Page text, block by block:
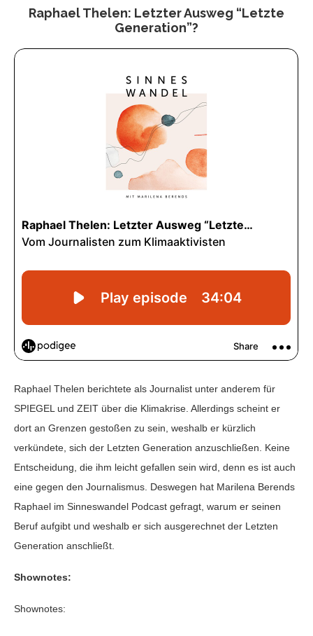
Raphael Thelen: Letzter Ausweg “Letzte
Generation”?
Raphael Thelen berichtete als Journalist unter anderem für
SPIEGEL und ZEIT über die Klimakrise. Allerdings scheint er
dort an Grenzen gestoßen zu sein, weshalb er kürzlich
verkündete, sich der Letzten Generation anzuschließen. Keine
Entscheidung, die ihm leicht gefallen sein wird, denn es ist auch
eine gegen den Journalismus. Deswegen hat Marilena Berends
Raphael im Sinneswandel Podcast gefragt, warum er seinen
Beruf aufgibt und weshalb er sich ausgerechnet der Letzten
Generation anschließt.
Shownotes:
Shownotes: